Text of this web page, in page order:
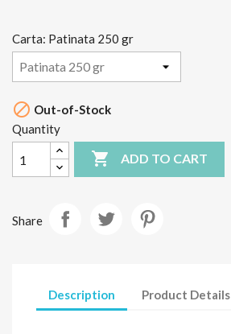
Carta: Patinata 250 gr
 Out-of-Stock
Quantity
 ADD TO CART
Share
Description Product Details